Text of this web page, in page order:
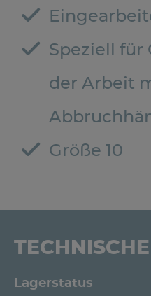
Speziell für
der Arbeit
Größe 10
Lagerstatus